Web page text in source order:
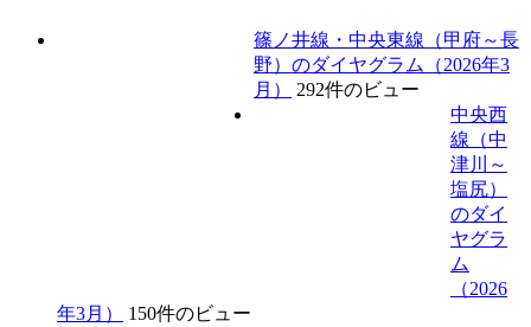
篠ノ井線・中央東線（甲府～長
野）のダイヤグラム（2026年3
月）
292件のビュー
中央西
線（中
津川～
塩尻）
のダイ
ヤグラ
ム
（2026
年3月）
150件のビュー